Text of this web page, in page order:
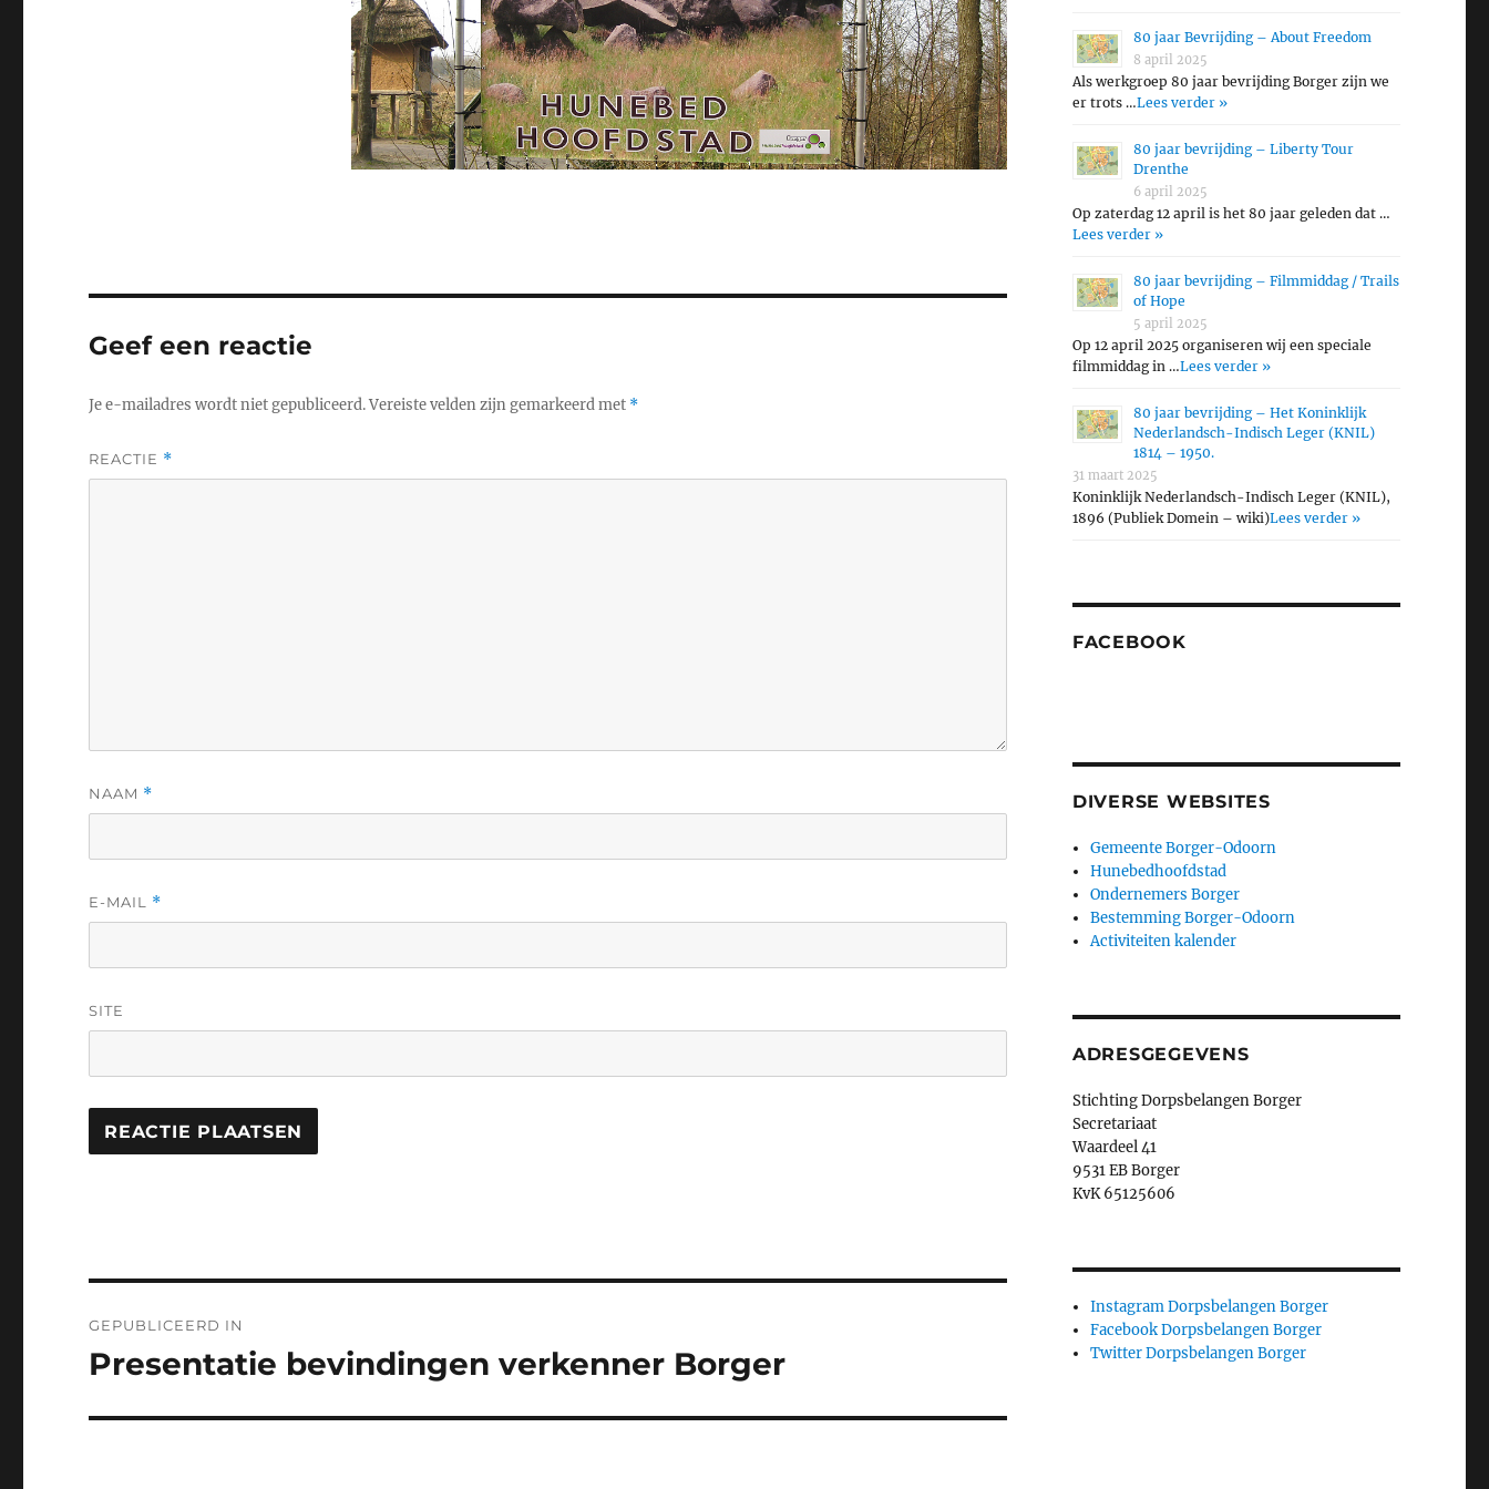
Geef een reactie
Je e-mailadres wordt niet gepubliceerd.Vereiste velden zijn gemarkeerd met *
REACTIE *
NAAM *
E-MAIL *
SITE
navigatie
GEPUBLICEERD IN
Presentatie bevindingen verkenner Borger
80 jaar Bevrijding – About Freedom
8 april 2025
Als werkgroep 80 jaar bevrijding Borger zijn we
er trots …Lees verder »
80 jaar bevrijding – Liberty Tour
Drenthe
6 april 2025
Op zaterdag 12 april is het 80 jaar geleden dat …
Lees verder »
80 jaar bevrijding – Filmmiddag / Trails
of Hope
5 april 2025
Op 12 april 2025 organiseren wij een speciale
filmmiddag in …Lees verder »
80 jaar bevrijding – Het Koninklijk
Nederlandsch-Indisch Leger (KNIL)
1814 – 1950.
31 maart 2025
Koninklijk Nederlandsch-Indisch Leger (KNIL),
1896 (Publiek Domein – wiki)Lees verder »
FACEBOOK
DIVERSE WEBSITES
Gemeente Borger-Odoorn
Hunebedhoofdstad
Ondernemers Borger
Bestemming Borger-Odoorn
Activiteiten kalender
ADRESGEGEVENS
Stichting Dorpsbelangen Borger
Secretariaat
Waardeel 41
9531 EB Borger
KvK 65125606
Instagram Dorpsbelangen Borger
Facebook Dorpsbelangen Borger
Twitter Dorpsbelangen Borger